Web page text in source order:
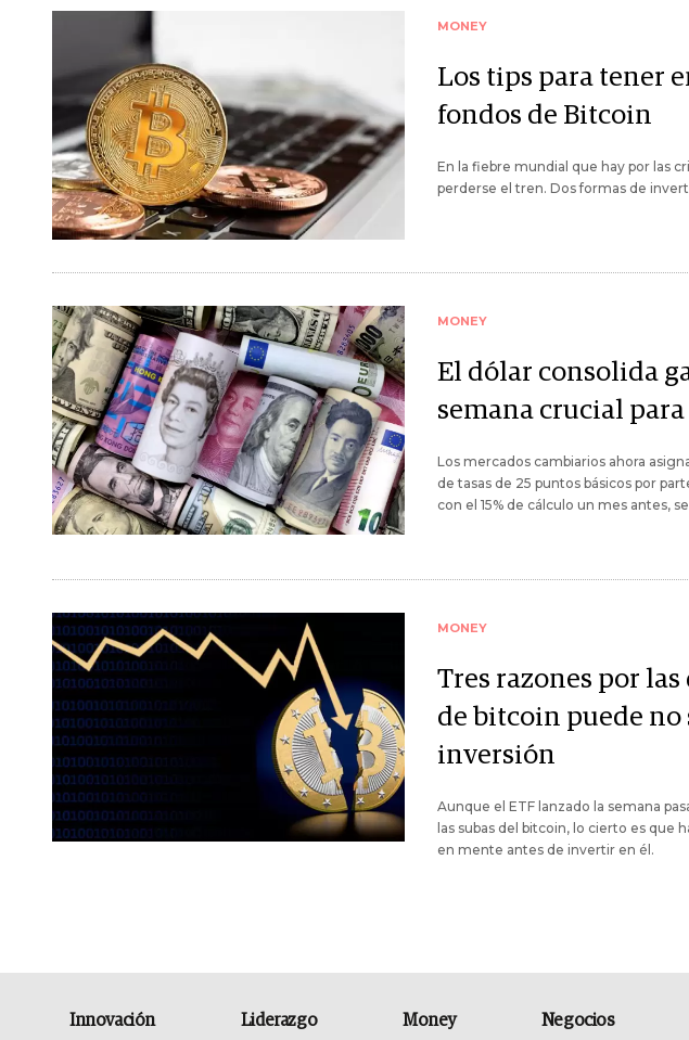
MONEY
Los tips para tener
fondos de Bitcoin
En la fiebre mundial que hay por las
perderse el tren. Dos formas de
MONEY
El dólar consolida
semana crucial
Los mercados cambiarios ahora
de tasas de 25 puntos básicos por
con el 15% de cálculo un mes antes,
MONEY
Tres razones por
de bitcoin puede no
inversión
Aunque el ETF lanzado la semana
las subas del bitcoin, lo cierto es que
en mente antes de invertir en él.
Innovación Liderazgo Money Negocios